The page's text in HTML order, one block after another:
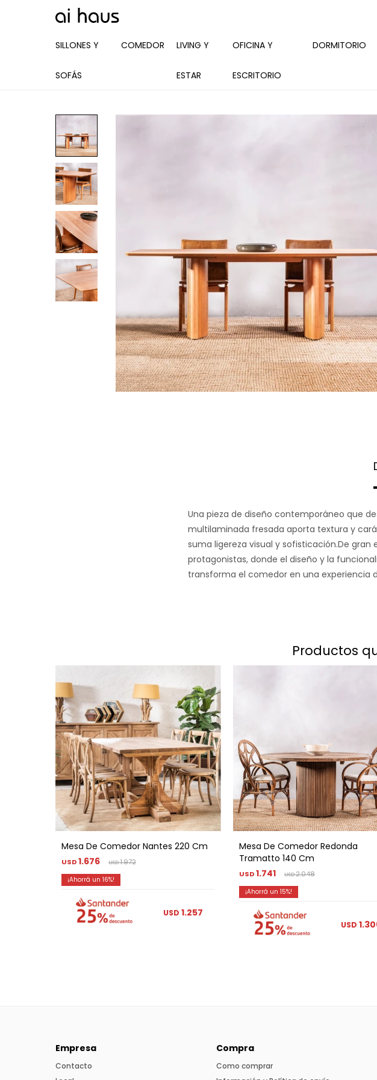
SILLONES Y
SOFÁS
COMEDOR LIVING Y
ESTAR
OFICINA Y
ESCRITORIO
DORMITORIO
Una pieza de diseño contemporáneo que
multilaminada fresada aporta textura y
suma ligereza visual y sofisticación.De
protagonistas, donde el diseño y la
transforma el comedor en una experiencia
productos
Mesa De Comedor Nantes 220 Cm
USD1.676 USD1.972
16
USD 1.257
Mesa De Comedor Redonda
Tramatto 140 Cm
USD1.741 USD2.048
15
USD
Empresa
Contacto
Compra
Como comprar